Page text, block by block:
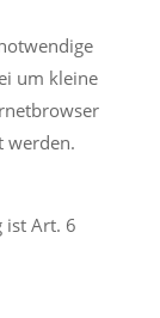
um kleine
werden.
ist Art. 6